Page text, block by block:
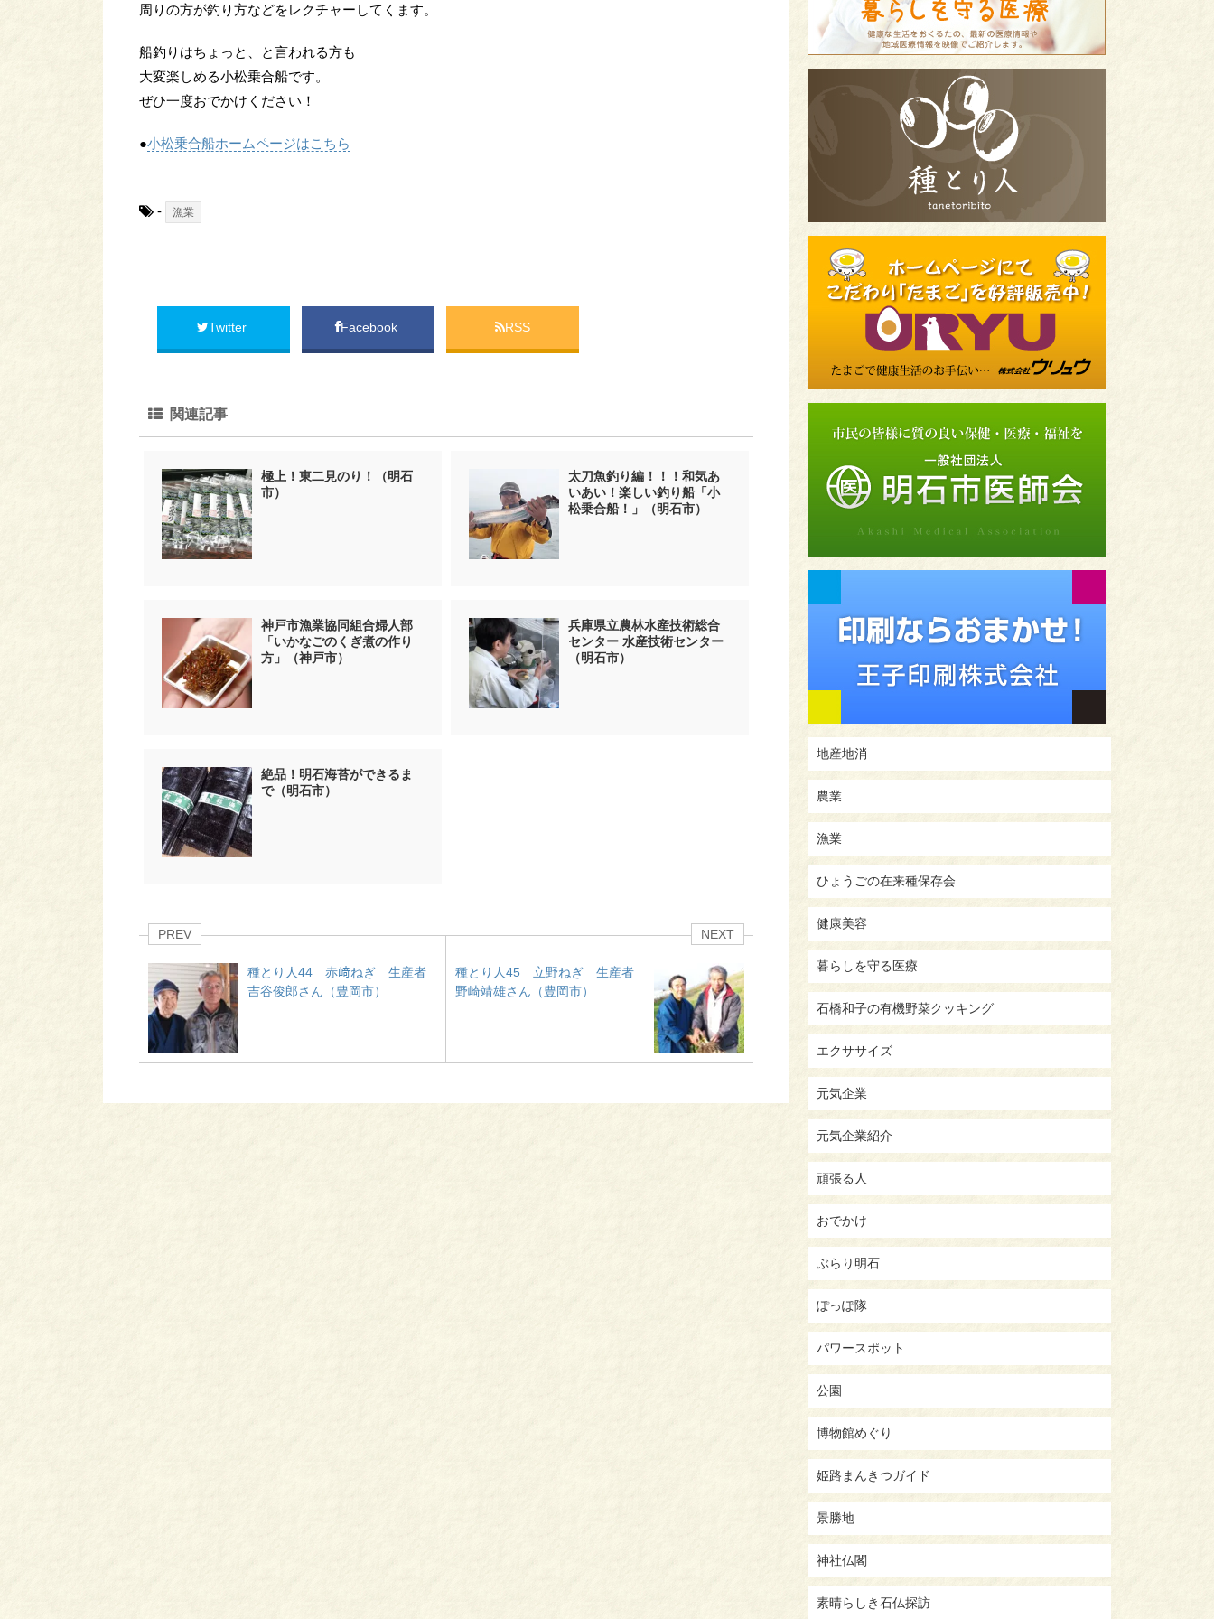
周りの方が釣り方などをレクチャーしてくます。
船釣りはちょっと、と言われる方も
大変楽しめる小松乗合船です。
ぜひ一度おでかけください！
●小松乗合船ホームページはこちら
- 漁業
Twitter Facebook RSS
関連記事
極上！東二見のり！（明石
市）
太刀魚釣り編！！！和気あ
いあい！楽しい釣り船「小
松乗合船！」（明石市）
神戸市漁業協同組合婦人部
「いかなごのくぎ煮の作り
方」（神戸市）
兵庫県立農林水産技術総合
センター 水産技術センター
（明石市）
絶品！明石海苔ができるま
で（明石市）
PREV
種とり人44 赤﨑ねぎ 生産者
吉谷俊郎さん（豊岡市）
NEXT
種とり人45 立野ねぎ 生産者
野崎靖雄さん（豊岡市）
地産地消
農業
漁業
ひょうごの在来種保存会
健康美容
暮らしを守る医療
石橋和子の有機野菜クッキング
エクササイズ
元気企業
元気企業紹介
頑張る人
おでかけ
ぶらり明石
ぽっぽ隊
パワースポット
公園
博物館めぐり
姫路まんきつガイド
景勝地
神社仏閣
素晴らしき石仏探訪